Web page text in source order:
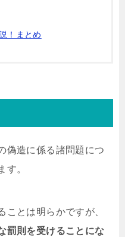
！まとめ
偽造に係る諸問題につ
す。
ことは明らかですが、
罰則を受けることにな